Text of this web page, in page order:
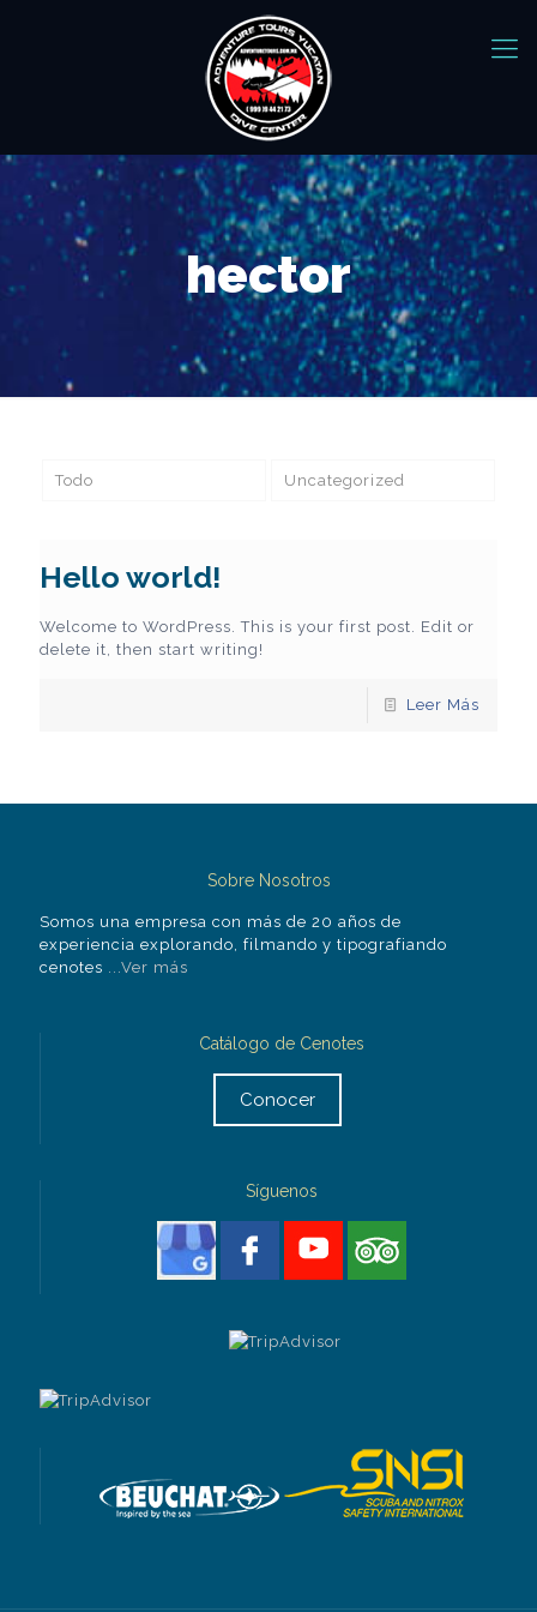
hector
Todo Uncategorized
Hello world!
Welcome to WordPress. This is your first post. Edit or
delete it, then start writing!
Leer Más
Sobre Nosotros
Somos una empresa con más de 20 años de
experiencia explorando, filmando y tipografiando
cenotes
...Ver más
Catálogo de Cenotes
Conocer
Síguenos